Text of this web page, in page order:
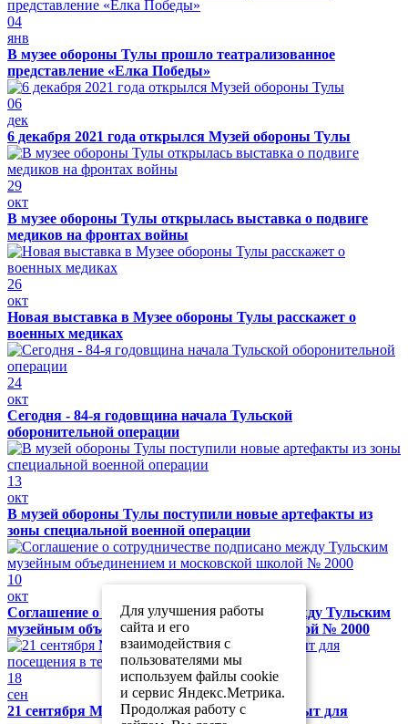
04
янв
В музее обороны Тулы прошло театрализованное
представление «Елка Победы»
06
дек
6 декабря 2021 года открылся Музей обороны Тулы
29
окт
В музее обороны Тулы открылась выставка о подвиге
медиков на фронтах войны
26
окт
Новая выставка в Музее обороны Тулы расскажет о
военных медиках
24
окт
Сегодня - 84-я годовщина начала Тульской
оборонительной операции
13
окт
В музей обороны Тулы поступили новые артефакты из
зоны специальной военной операции
10
окт
Соглашение о сотрудничестве подписано между Тульским
музейным объединением и московской школой № 2000
18
сен
21 сентября Музей обороны Тулы будет закрыт для
Для улучшения работы
сайта и его
взаимодействия с
пользователями мы
используем файлы cookie
и сервис Яндекс.Метрика.
Продолжая работу с